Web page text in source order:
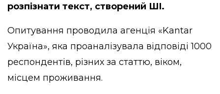
розпізнати текст, створений ШІ.
Опитування проводила агенція «Kantar
Україна», яка проаналізувала відповіді 1000
респондентів, різних за статтю, віком,
місцем проживання.